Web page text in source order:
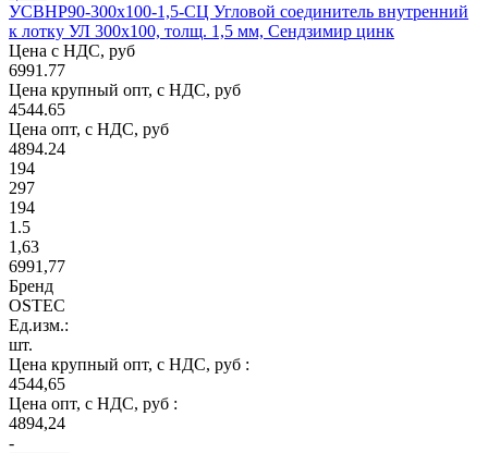
УСВНР90-300х100-1,5-СЦ Угловой соединитель внутренний
к лотку УЛ 300х100, толщ. 1,5 мм, Сендзимир цинк
Цена с НДС, руб
6991.77
Цена крупный опт, с НДС, руб
4544.65
Цена опт, с НДС, руб
4894.24
194
297
194
1.5
1,63
6991,77
Бренд
OSTEC
Ед.изм.:
шт.
Цена крупный опт, с НДС, руб :
4544,65
Цена опт, с НДС, руб :
4894,24
-